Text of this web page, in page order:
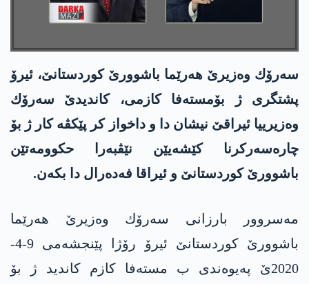
سه‌رۆك وه‌زیرێ هه‌رێما باشوورێ كوردستانێ، ئیرۆ
پشتگری ژ بۆمسته‌فا كازمی، كاندیدێ سه‌رۆك
وه‌زیرییا ئیراقێ نیشان دا و داخواز كر پێكڤه‌ كار ژ بۆ
چاره‌سه‌ركرنا كێشه‌یێن نێڤبه‌را حكوومه‌تێن
باشوورێ كوردستانێ و ئیراقا فه‌ده‌رال دا بكه‌ن.
مه‌سروور بارزانی سه‌رۆك وه‌زیرێ هه‌رێما
باشوورێ كوردستانێ ئیرۆ رۆژا پێنجشه‌می 9-4-
2020ێ په‌یوه‌ندی ب مسته‌فا كازم كاندید ژ بۆ